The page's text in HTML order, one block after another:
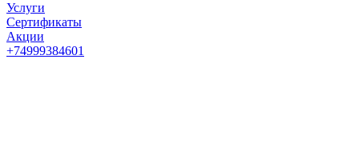
Услуги
Сертификаты
Акции
+74999384601